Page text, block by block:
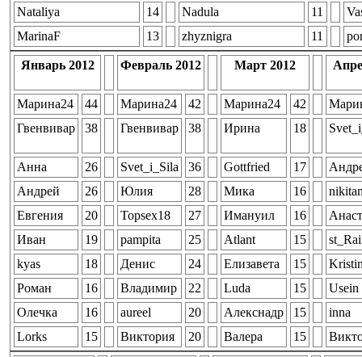
Nataliya
14 Nadula 11
MarinaF
13 zhyznigra 11
Январь 2012 Февраль 2012 Март 2012
Марина24 44 Марина24 42 Марина24 42
Гвенвивар
38 Гвенвивар 38 Ирина 18
Анна 26 Svet_i_Sila 36 Gottfried 17
Андрей
26 Юлия 28 Мика 16
Евгения
20 Topsex18 27 Имануил 16
Иван
19 pampita 25 Atlant 15
kyas
18 Денис 24 Елизавета 15
Роман
16 Владимир 22 Luda 15
Usein
Олечка
16 aureel 20 Алекснадр 15
inna
Lorks
15 Виктория 20 Валера 15